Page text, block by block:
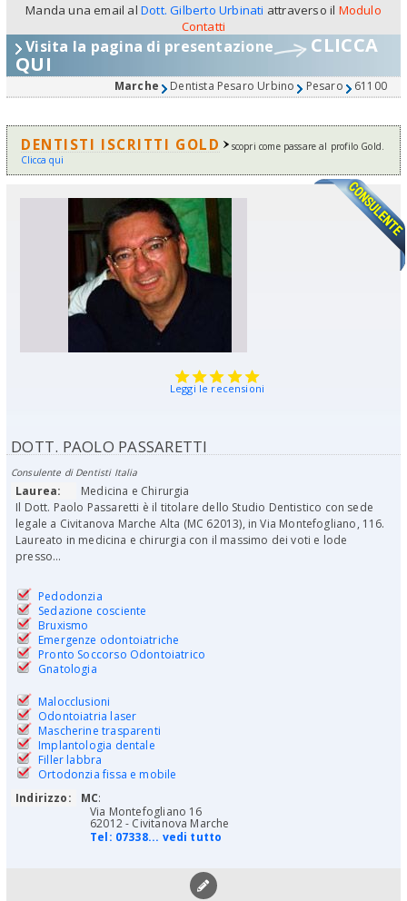
Manda una email al Dott. Gilberto Urbinati attraverso il Modulo
Contatti
Visita la pagina di presentazione CLICCA
QUI
Marche Dentista Pesaro Urbino Pesaro 61100
DENTISTI ISCRITTI GOLD
scopri come passare al profilo Gold.
Clicca qui
Leggi le recensioni
DOTT. PAOLO PASSARETTI
Consulente di Dentisti Italia
Laurea:
Medicina e Chirurgia
Il Dott. Paolo Passaretti è il titolare dello Studio Dentistico con sede
legale a Civitanova Marche Alta (MC 62013), in Via Montefogliano, 116.
Laureato in medicina e chirurgia con il massimo dei voti e lode
presso...
Pedodonzia
Sedazione cosciente
Bruxismo
Emergenze odontoiatriche
Pronto Soccorso Odontoiatrico
Gnatologia
Malocclusioni
Odontoiatria laser
Mascherine trasparenti
Implantologia dentale
Filler labbra
Ortodonzia fissa e mobile
Indirizzo:
MC:
Via Montefogliano 16
62012 - Civitanova Marche
Tel: 07338... vedi tutto